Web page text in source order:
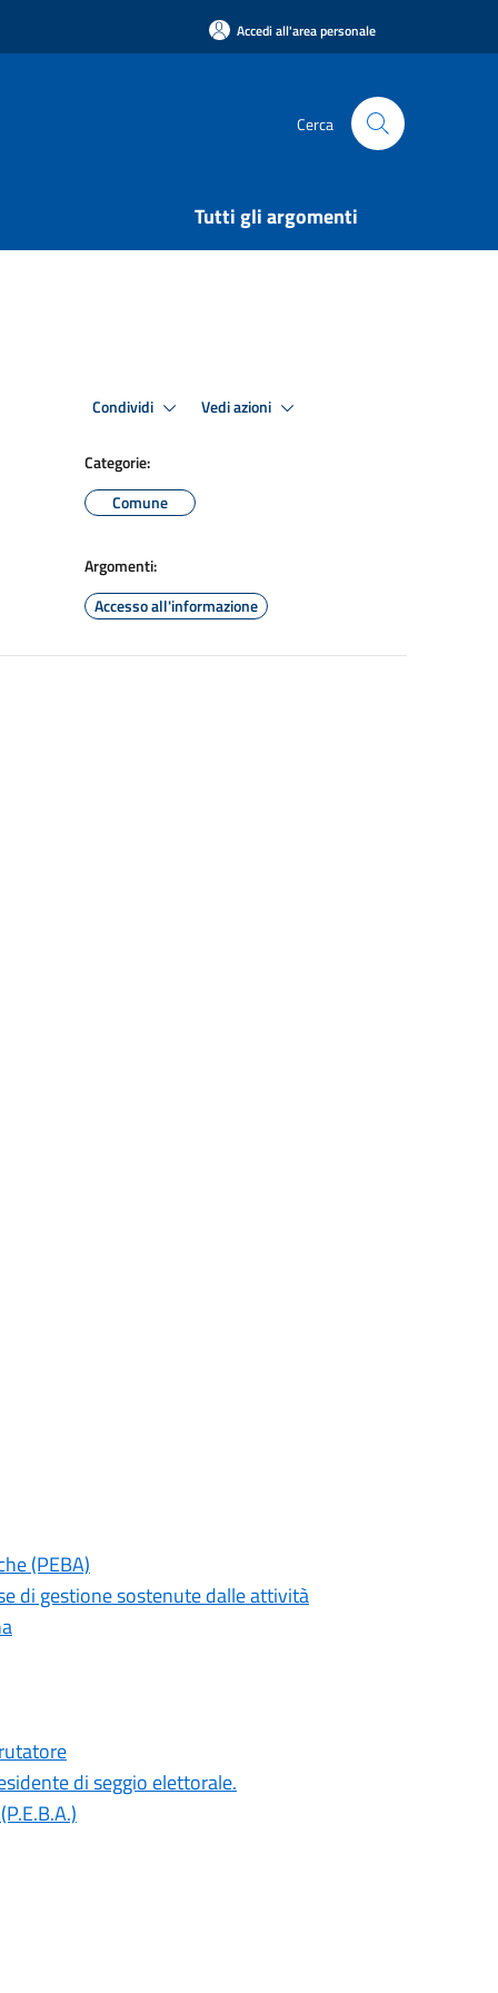
Accedi all'area personale
Cerca
Tutti gli argomenti
Condividi Vedi azioni
Categorie:
Comune
Argomenti:
Accesso all'informazione
(PEBA)
di gestione sostenute dalle attività
di seggio elettorale.